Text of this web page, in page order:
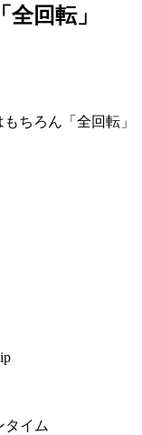
回転」
ちろん「全回転」
タイム